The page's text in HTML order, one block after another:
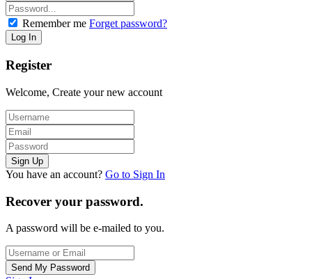
Remember me Forget password?
Register
Welcome, Create your new account
You have an account? Go to Sign In
Recover your password.
A password will be e-mailed to you.